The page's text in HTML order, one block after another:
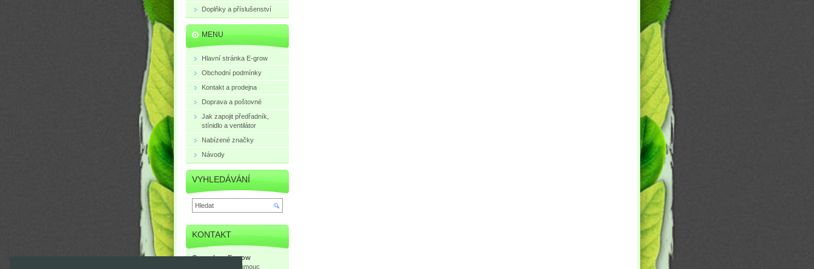
Doplňky a příslušenství
MENU
Hlavní stránka E-grow
Obchodní podmínky
Kontakt a prodejna
Doprava a poštovné
Jak zapojit předřadník,
stínidlo a ventilátor
Nabízené značky
Návody
VYHLEDÁVÁNÍ
KONTAKT
Growshop E-grow
Mlčochova 3, Olomouc